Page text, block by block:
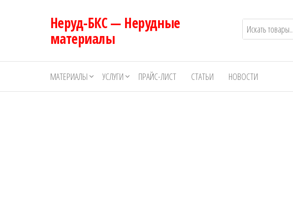
Неруд-БКС — Нерудные
материалы
МАТЕРИАЛЫ УСЛУГИ ПРАЙС-ЛИСТ СТАТЬИ НОВОСТИ